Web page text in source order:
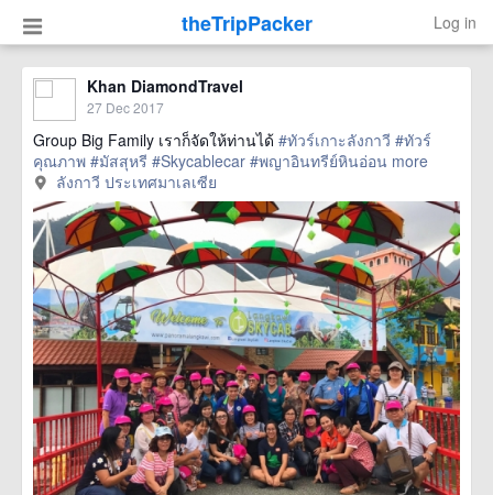
theTripPacker Log in
Khan DiamondTravel
27 Dec 2017
Group Big Family เราก็จัดให้ท่านได้ #ทัวร์เกาะลังกาวี #ทัวร์
คุณภาพ #มัสสุหรี #Skycablecar #พญาอินทรีย์หินอ่อน more
ลังกาวี ประเทศมาเลเซีย